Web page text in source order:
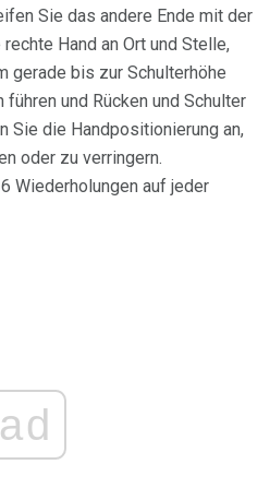
Sie das andere Ende mit der
Hand an Ort und Stelle,
gerade bis zur Schulterhöhe
und Rücken und Schulter
Sie die Handpositionierung an,
oder zu verringern.
Wiederholungen auf jeder
ad